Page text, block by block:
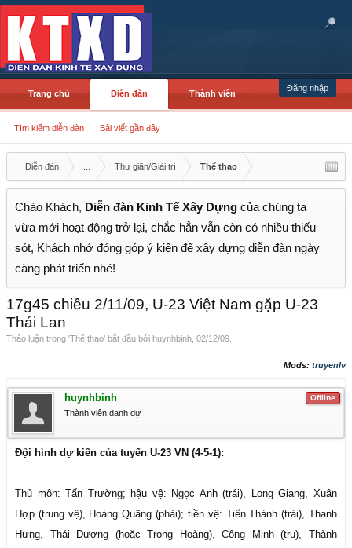
Đăng nhập
Trang chủ Diễn đàn
Tìm kiếm diễn đàn Bài viết gần đây
Thành viên
Diễn đàn Thư giãn/Giải trí Thể thao
Chào Khách, Diễn đàn Kinh Tế Xây Dựng của chúng ta
vừa mới hoạt động trở lại, chắc hẳn vẫn còn có nhiều thiếu
sót, Khách nhớ đóng góp ý kiến để xây dựng diễn đàn ngày
càng phát triển nhé!
17g45 chiều 2/11/09, U-23 Việt Nam gặp U-23
Thái Lan
Thảo luận trong 'Thể thao' bắt đầu bởi huynhbinh 02/12/09
Mods: truyenlv
Offline
huynhbinh
Thành viên danh dự
Đội hình dự kiến của tuyển U-23 VN (4-5-1):
Thủ môn: Tấn Trường; hậu vệ: Ngọc Anh (trái), Long Giang, Xuân
Hợp (trung vệ), Hoàng Quãng (phải); tiền vệ: Tiến Thành (trái), Thanh
Hưng, Thái Dương (hoặc Trọng Hoàng), Công Minh (trụ), Thành